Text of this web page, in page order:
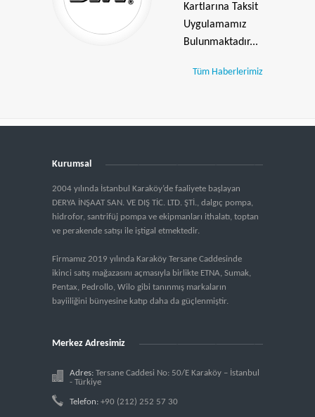
Kartlarına Taksit
Uygulamamız
Bulunmaktadır...
Tüm Haberlerimiz
Kurumsal
2004 yılında İstanbul Karaköy’de faaliyete başlayan
DERYA İNŞAAT SAN. VE DIŞ TİC. LTD. ŞTİ., dalgıç pompa,
hidrofor, santrifüj pompa ve ekipmanları ithalatı, toptan
ve perakende satışı ile iştigal etmektedir.
Firmamız 2019 yılında Karaköy Tersane Caddesinde
ikinci satış mağazasını açmasıyla birlikte ETNA, Sumak,
Pentax, Pedrollo, Wilo gibi tanınmış markaların
bayiiliğini bünyesine katıp daha da güçlenmiştir.
Merkez Adresimiz
Adres: Tersane Caddesi No: 50/E Karaköy – İstanbul
- Türkiye
Telefon: +90 (212) 252 57 30